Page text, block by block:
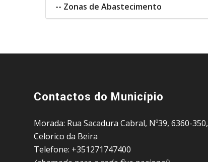
-- Zonas de Abastecimento
Contactos do Município
Morada: Rua Sacadura Cabral, Nº39, 6360-350,
Celorico da Beira
Telefone: +351271747400